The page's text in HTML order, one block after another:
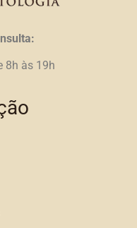
8h às 19h